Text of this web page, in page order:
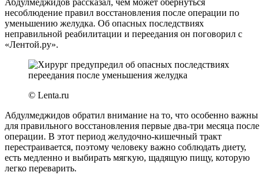
несоблюдение правил восстановления после операции по
уменьшению желудка. Об опасных последствиях
неправильной реабилитации и переедания он поговорил с
«Лентой.ру».
© Lenta.ru
Абдулмеджидов обратил внимание на то, что особенно важны
для правильного восстановления первые два-три месяца после
операции. В этот период желудочно-кишечный тракт
перестраивается, поэтому человеку важно соблюдать диету,
есть медленно и выбирать мягкую, щадящую пищу, которую
легко переварить.